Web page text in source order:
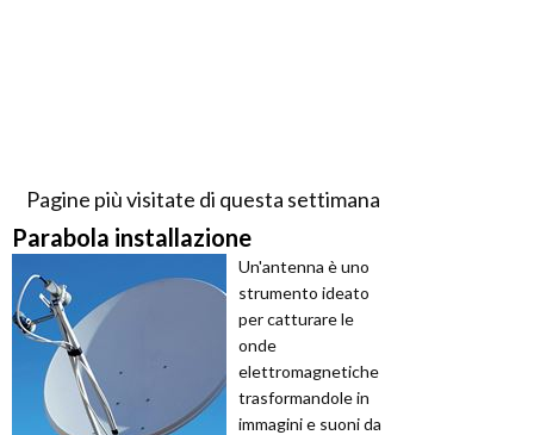
Pagine più visitate di questa settimana
Parabola installazione
Un'antenna è uno
strumento ideato
per catturare le
onde
elettromagnetiche
trasformandole in
immagini e suoni da